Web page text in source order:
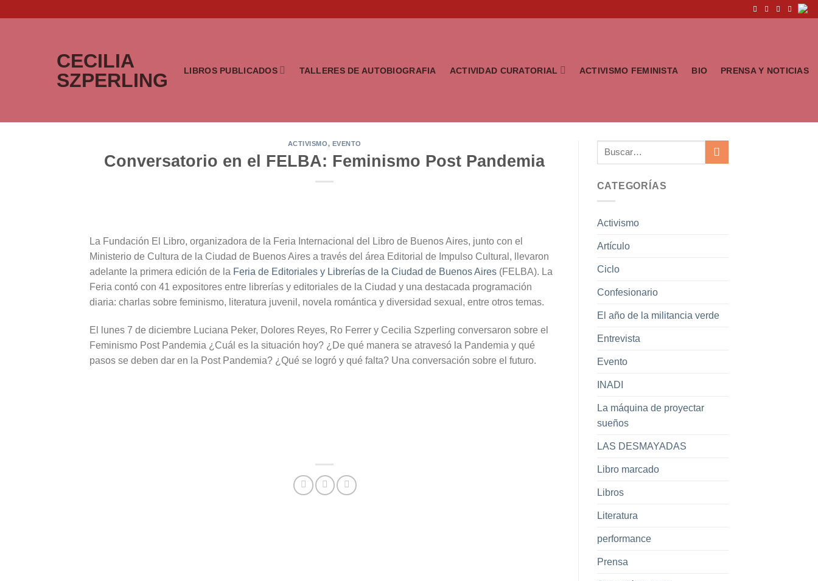
CECILIA
SZPERLING
LIBROS PUBLICADOS TALLERES DE AUTOBIOGRAFIA ACTIVIDAD CURATORIAL ACTIVISMO FEMINISTA BIO PRENSA Y NOTICIAS
ACTIVISMO, EVENTO
Conversatorio en el FELBA: Feminismo Post Pandemia
La Fundación El Libro, organizadora de la Feria Internacional del Libro de Buenos Aires, junto con el
Ministerio de Cultura de la Ciudad de Buenos Aires a través del área Editorial de Impulso Cultural, llevaron
adelante la primera edición de la Feria de Editoriales y Librerías de la Ciudad de Buenos Aires (FELBA). La
Feria contó con 41 expositores entre librerías y editoriales de la Ciudad y una destacada programación
diaria: charlas sobre feminismo, literatura juvenil, novela romántica y diversidad sexual, entre otros temas.
El lunes 7 de diciembre Luciana Peker, Dolores Reyes, Ro Ferrer y Cecilia Szperling conversaron sobre el
Feminismo Post Pandemia ¿Cuál es la situación hoy? ¿De qué manera se atravesó la Pandemia y qué
pasos se deben dar en la Post Pandemia? ¿Qué se logró y qué falta? Una conversación sobre el futuro.
CATEGORÍAS
Activismo
Artículo
Ciclo
Confesionario
El año de la militancia verde
Entrevista
Evento
INADI
La máquina de proyectar
sueños
LAS DESMAYADAS
Libro marcado
Libros
Literatura
performance
Prensa